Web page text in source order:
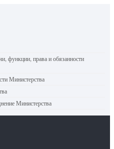
функции, права и обязанности
Министерства
Министерства